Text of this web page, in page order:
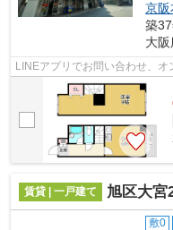
京阪
築
大阪
LINEアプリでお問い合わせ、オ
賃貸 | 一戸建て 旭区大宮
敷0